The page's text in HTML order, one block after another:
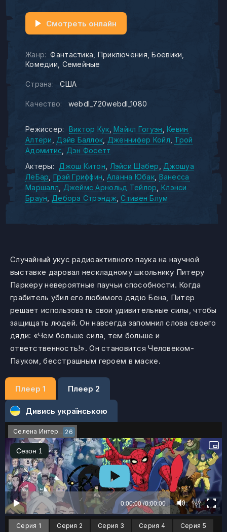
Жанр: Фантастика Приключения Боевики
Комедии Семейные
Страна: США
Качество: webdl_720webdl_1080
Смотреть онлайн
Режиссер: Виктор Кук Майкл Гогуэн Кевин
Алтери
Дэйв Баллок Дженнифер Койл Трой
Адомитис
Дэн Фосетт
Актеры:
Джош Китон Лэйси Шабер
Джошуа
ЛеБар Грэй Гриффин Аланна Юбак Ванесса
Маршалл
Джеймс Арнольд Тейлор Клэнси
Браун
Дебора Стрэндж Стивен Блум
Случайный укус радиоактивного паука на научной
выставке даровал нескладному школьнику Питеру
Паркеру невероятные паучьи способности. Когда
грабитель убил его любимого дядю Бена, Питер
решает использовать свои удивительные силы, чтобы
защищать людей. Он навсегда запомнил слова своего
дяди: «Чем больше сила, тем больше и
ответственность!». Он становится Человеком-
Пауком, бесстрашным героем в маске.
Плеер 1 Плеер 2
Дивись українською
Селена Интернейшнл 26
Серия 1 Серия 2 Серия 3 Серия 4 Серия 5